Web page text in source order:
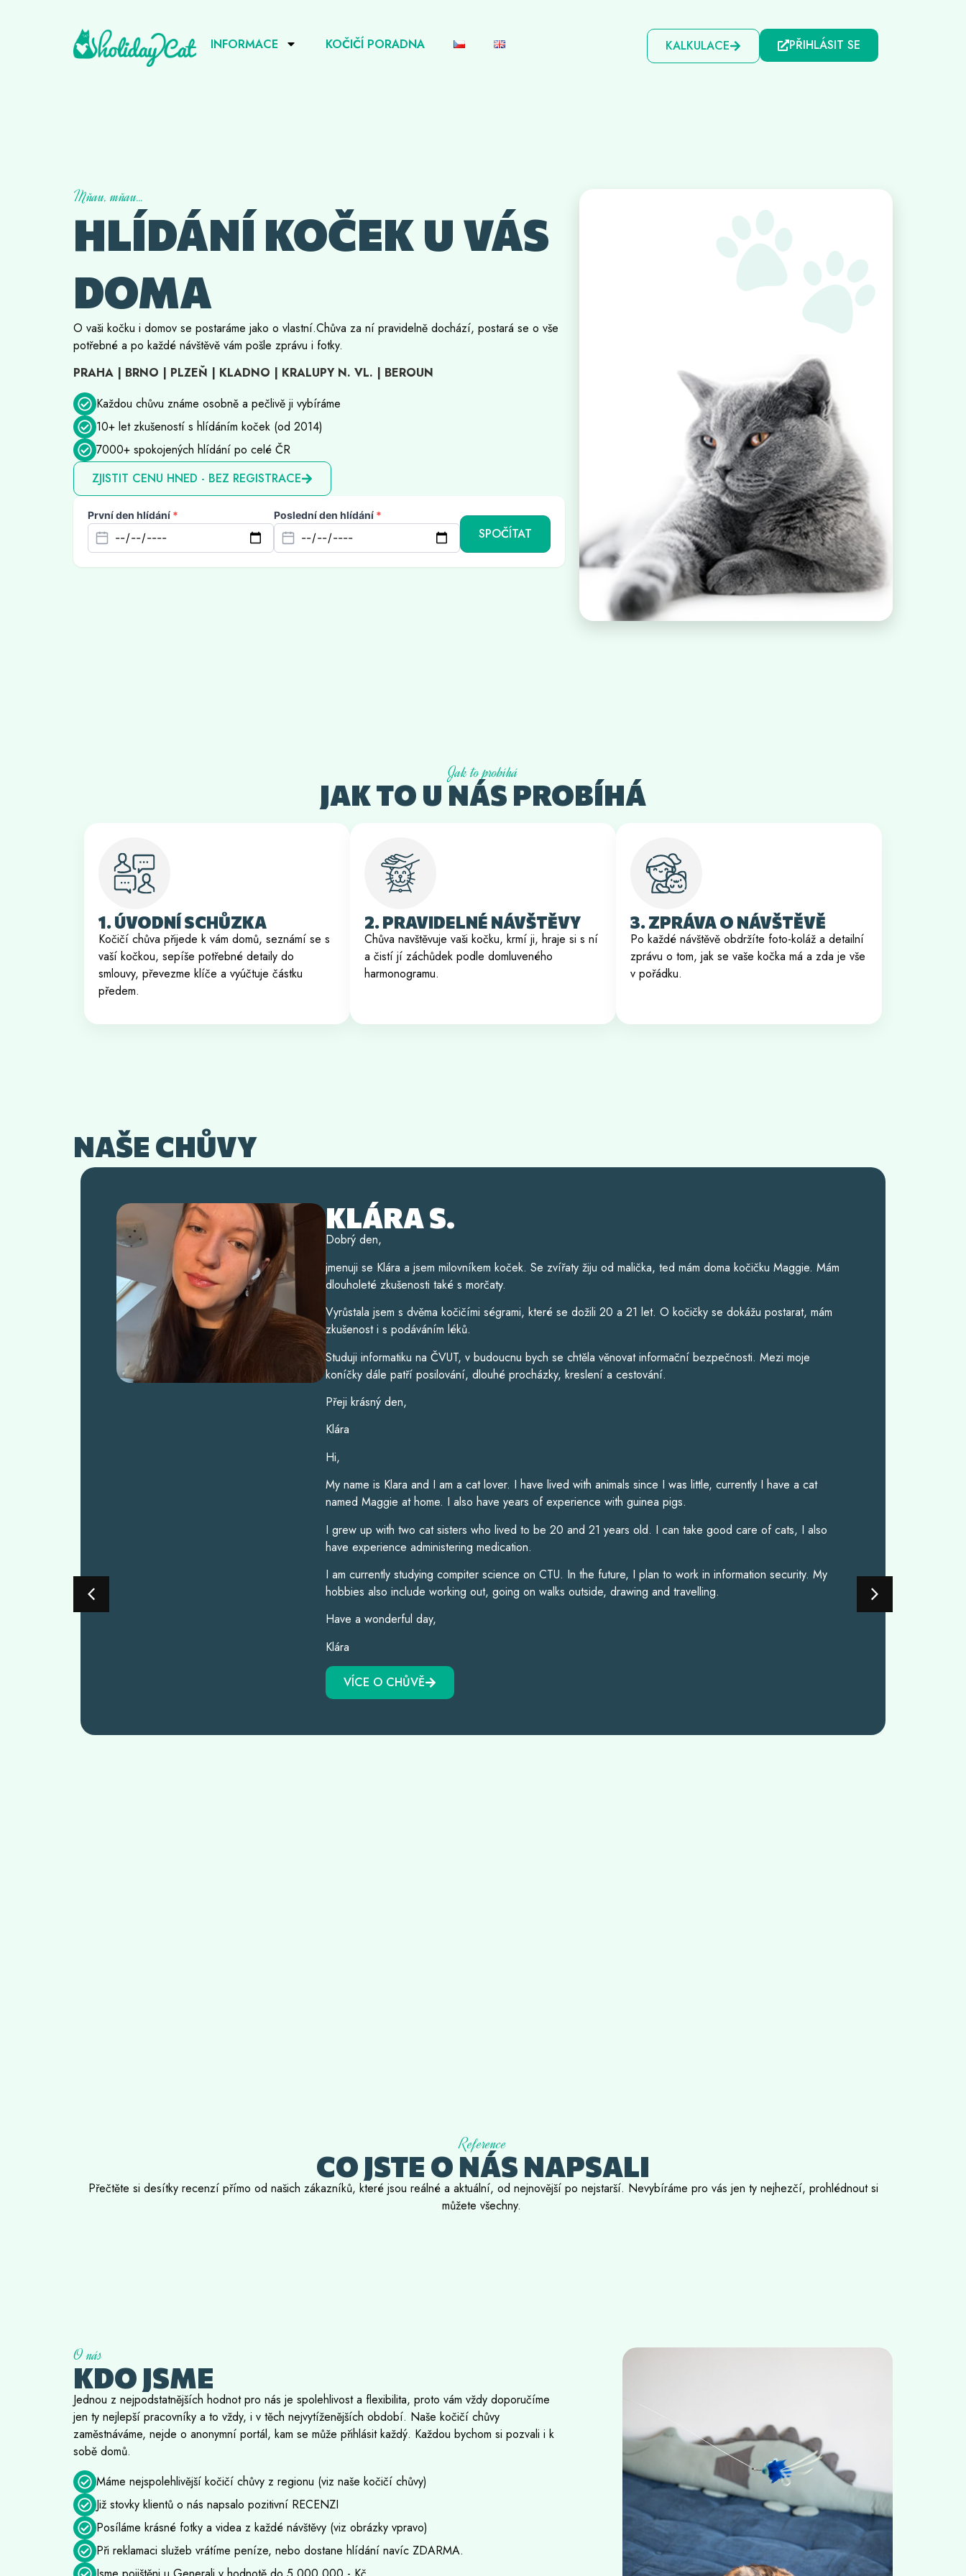
INFORMACE KOČIČÍ PORADNA KALKULACE PŘIHLÁSIT SE
Mňau, mňau...
HLÍDÁNÍ KOČEK U VÁS
DOMA
O vaši kočku i domov se postaráme jako o vlastní.Chůva za ní pravidelně dochází, postará se o vše
potřebné a po každé návštěvě vám pošle zprávu i fotky.
PRAHA | BRNO | PLZEŇ | KLADNO | KRALUPY N. VL. | BEROUN
Každou chůvu známe osobně a pečlivě ji vybíráme
10+ let zkušeností s hlídáním koček (od 2014)
7000+ spokojených hlídání po celé ČR
ZJISTIT CENU HNED - BEZ REGISTRACE
První den hlídání * Poslední den hlídání *
SPOČÍTAT
Jak to probíhá
JAK TO U NÁS PROBÍHÁ
1. ÚVODNÍ SCHŮZKA
Kočičí chůva přijede k vám domů, seznámí se s
vaší kočkou, sepíše potřebné detaily do
smlouvy, převezme klíče a vyúčtuje částku
předem.
2. PRAVIDELNÉ NÁVŠTĚVY
Chůva navštěvuje vaši kočku, krmí ji, hraje si s ní
a čistí jí záchůdek podle domluveného
harmonogramu.
3. ZPRÁVA O NÁVŠTĚVĚ
Po každé návštěvě obdržíte foto-koláž a detailní
zprávu o tom, jak se vaše kočka má a zda je vše
v pořádku.
NAŠE CHŮVY
LUCIE S.
Dobrý den, jmenuji se Lucie a zvířata jsou součástí mého života už od dětství.
Vyrůstala jsem s králíčkem, později k naší rodině přibyl pes a nakonec i nalezená kočička. Vystudovala jsem
SŠ obor veterinářství, tudíž mám zkušenosti nejen s běžnou péčí o zvířata, ale i s podáváním léků. Ve
Ke každému svěřenému mazlíčkovi přistupuji s trpělivostí, respektem a snahou, aby se v mé péči cítil co
VÍCE O CHŮVĚ
Reference
CO JSTE O NÁS NAPSALI
Přečtěte si desítky recenzí přímo od našich zákazníků, které jsou reálné a aktuální, od nejnovější po nejstarší. Nevybíráme pro vás jen ty nejhezčí, prohlédnout si
můžete všechny.
O nás
KDO JSME
Jednou z nejpodstatnějších hodnot pro nás je spolehlivost a flexibilita, proto vám vždy doporučíme
jen ty nejlepší pracovníky a to vždy, i v těch nejvytíženějších období. Naše kočičí chůvy
zaměstnáváme, nejde o anonymní portál, kam se může přihlásit každý. Každou bychom si pozvali i k
sobě domů.
Máme nejspolehlivější kočičí chůvy z regionu (viz naše kočičí chůvy)
Již stovky klientů o nás napsalo pozitivní RECENZI
Posíláme krásné fotky a videa z každé návštěvy (viz obrázky vpravo)
Při reklamaci služeb vrátíme peníze, nebo dostane hlídání navíc ZDARMA.